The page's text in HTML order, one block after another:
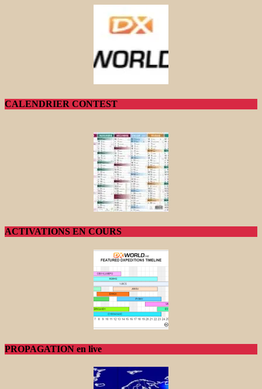
CALENDRIER CONTEST
ACTIVATIONS EN COURS
PROPAGATION en live